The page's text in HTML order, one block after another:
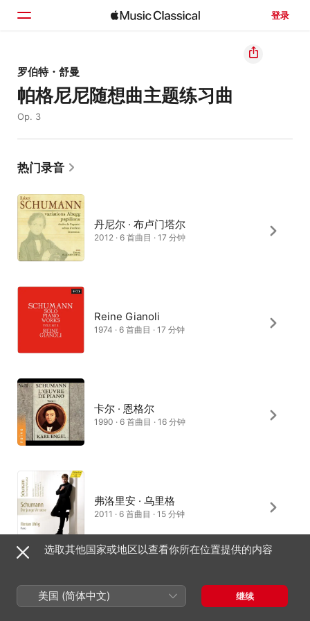
登录
主页
浏览
罗伯特・舒曼
帕格尼尼随想曲主题练习曲
Op. 3
热门录音
丹尼尔 · 布卢门塔尔
2012 · 6 首曲目 · 17 分钟
Reine Gianoli
1974 · 6 首曲目 · 17 分钟
卡尔 · 恩格尔
1990 · 6 首曲目 · 16 分钟
弗洛里安 · 乌里格
2011 · 6 首曲目 · 15 分钟
Mariya Kim
2012 · 6 首曲目 · 15 分钟
选取其他国家或地区以查看你所在位置提供的内容
美国 (简体中文) 继续